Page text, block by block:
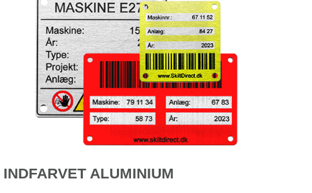
INDFARVET ALUMINIUM